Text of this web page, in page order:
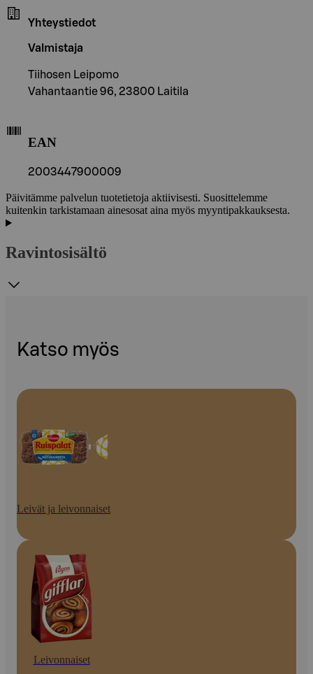
Yhteystiedot
Valmistaja
Tiihosen Leipomo
Vahantaantie 96, 23800 Laitila
EAN
2003447900009
Päivitämme palvelun tuotetietoja aktiivisesti. Suosittelemme
kuitenkin tarkistamaan ainesosat aina myös myyntipakkauksesta.
Ravintosisältö
Katso myös
Leivät ja leivonnaiset
Leivonnaiset